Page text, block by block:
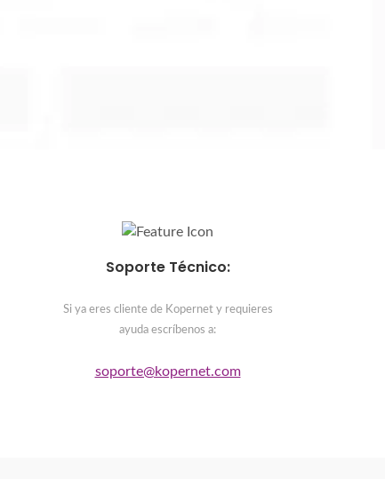
Soporte Técnico:
Si ya eres cliente de Kopernet y requieres
ayuda escríbenos a:
soporte@kopernet.com